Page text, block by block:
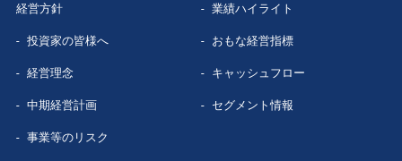
スポンサードリサーチレポート
特色と強み
グループ企業
数字で見る
経営方針
投資家の皆様へ
経営理念
中期経営計画
事業等のリスク
業績ハイライト
おもな経営指標
キャッシュフロー
セグメント情報